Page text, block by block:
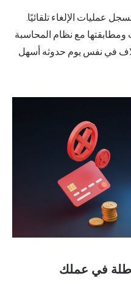
عمليات الإلغاء تلقائيًا.
ومطابقتها مع نظام المحاسبة
في نفس يوم حدوثه أسهل
في عملك